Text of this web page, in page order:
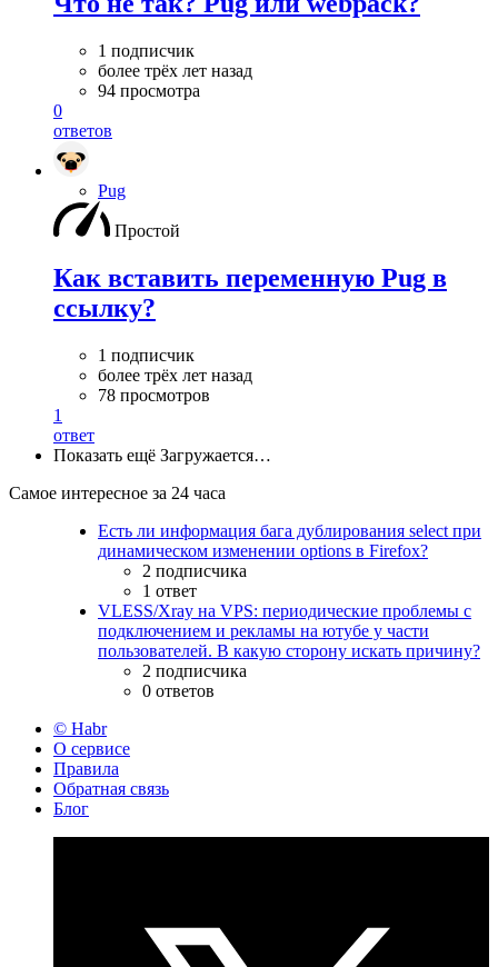
1 подписчик
более трёх лет назад
94 просмотра
0
ответов
Pug
Простой
Как вставить переменную Pug в
ссылку?
1 подписчик
более трёх лет назад
78 просмотров
1
ответ
Показать ещё Загружается…
Самое интересное за 24 часа
Есть ли информация бага дублирования select при
динамическом изменении options в Firefox?
2 подписчика
1 ответ
VLESS/Xray на VPS: периодические проблемы с
подключением и рекламы на ютубе у части
пользователей. В какую сторону искать причину?
2 подписчика
0 ответов
© Habr
О сервисе
Правила
Обратная связь
Блог